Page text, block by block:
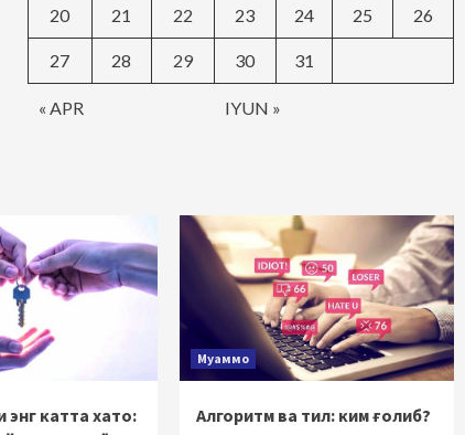
« APR IYUN »
20 21 22 23 24 25 26
27 28 29 30 31
энг катта хато:
Муаммо
Алгоритм ва тил: ким ғолиб?